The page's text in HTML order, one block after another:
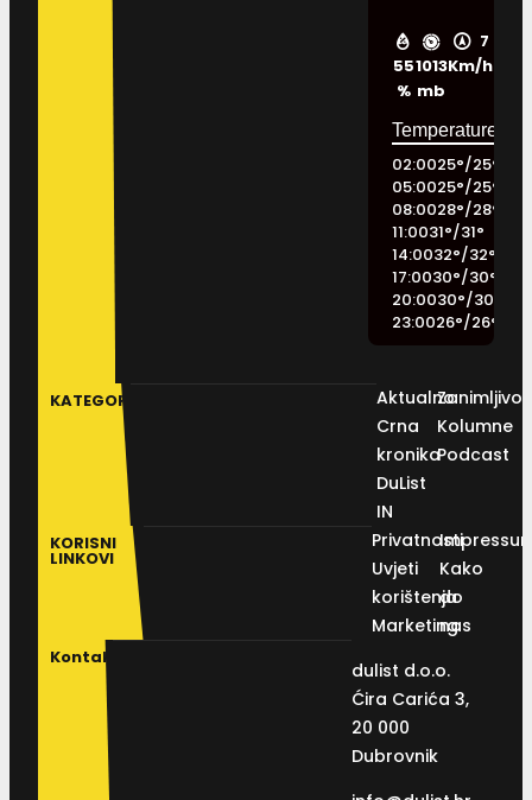
55
%
1013
mb
7
Km/h
02:0025°/25°
05:0025°/25°
08:0028°/28°
11:0031°/31°
14:0032°/32°
17:0030°/30°
20:0030°/30
23:0026°/26°
KATEGORIJE
Aktualno
Crna
kronika
DuList
IN
Kolumne
Podcast
KORISNI
LINKOVI
Privatnosti
Uvjeti
korištenja
Marketing
Kako
do
nas
Kontakt
dulist d.o.o.
Ćira Carića 3,
20 000
Dubrovnik